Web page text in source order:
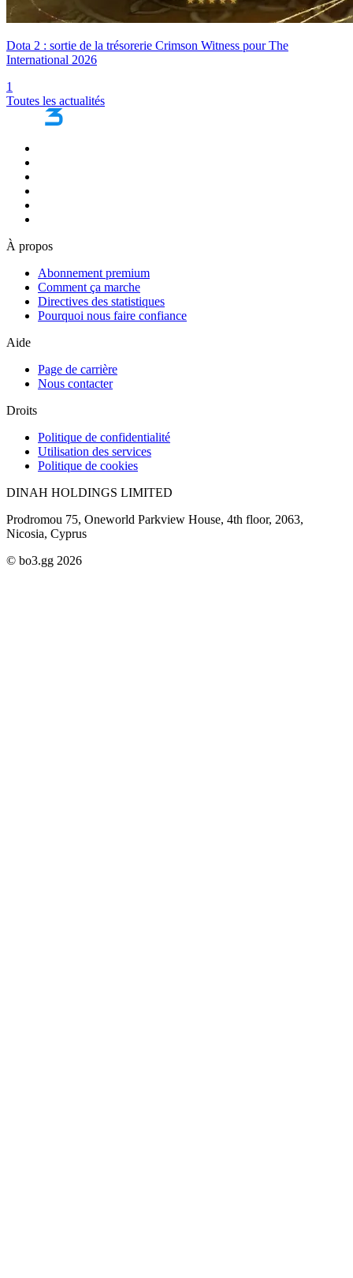
Dota 2 : sortie de la trésorerie Crimson Witness pour The
International 2026
1
Toutes les actualités
À propos
Abonnement premium
Comment ça marche
Directives des statistiques
Pourquoi nous faire confiance
Aide
Page de carrière
Nous contacter
Droits
Politique de confidentialité
Utilisation des services
Politique de cookies
DINAH HOLDINGS LIMITED
Prodromou 75, Oneworld Parkview House, 4th floor, 2063,
Nicosia, Cyprus
© bo3.gg 2026